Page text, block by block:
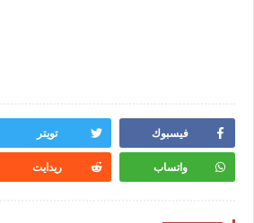
فيسبوك تويتر
واتساب ريدايت